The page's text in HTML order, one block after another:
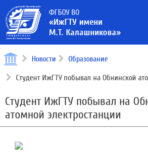
ФГБОУ ВО
«ИжГТУ имени
М.Т. Калашникова»
Новости Образование
Студент ИжГТУ побывал на Обнинской
Студент ИжГТУ побывал на
атомной электростанции